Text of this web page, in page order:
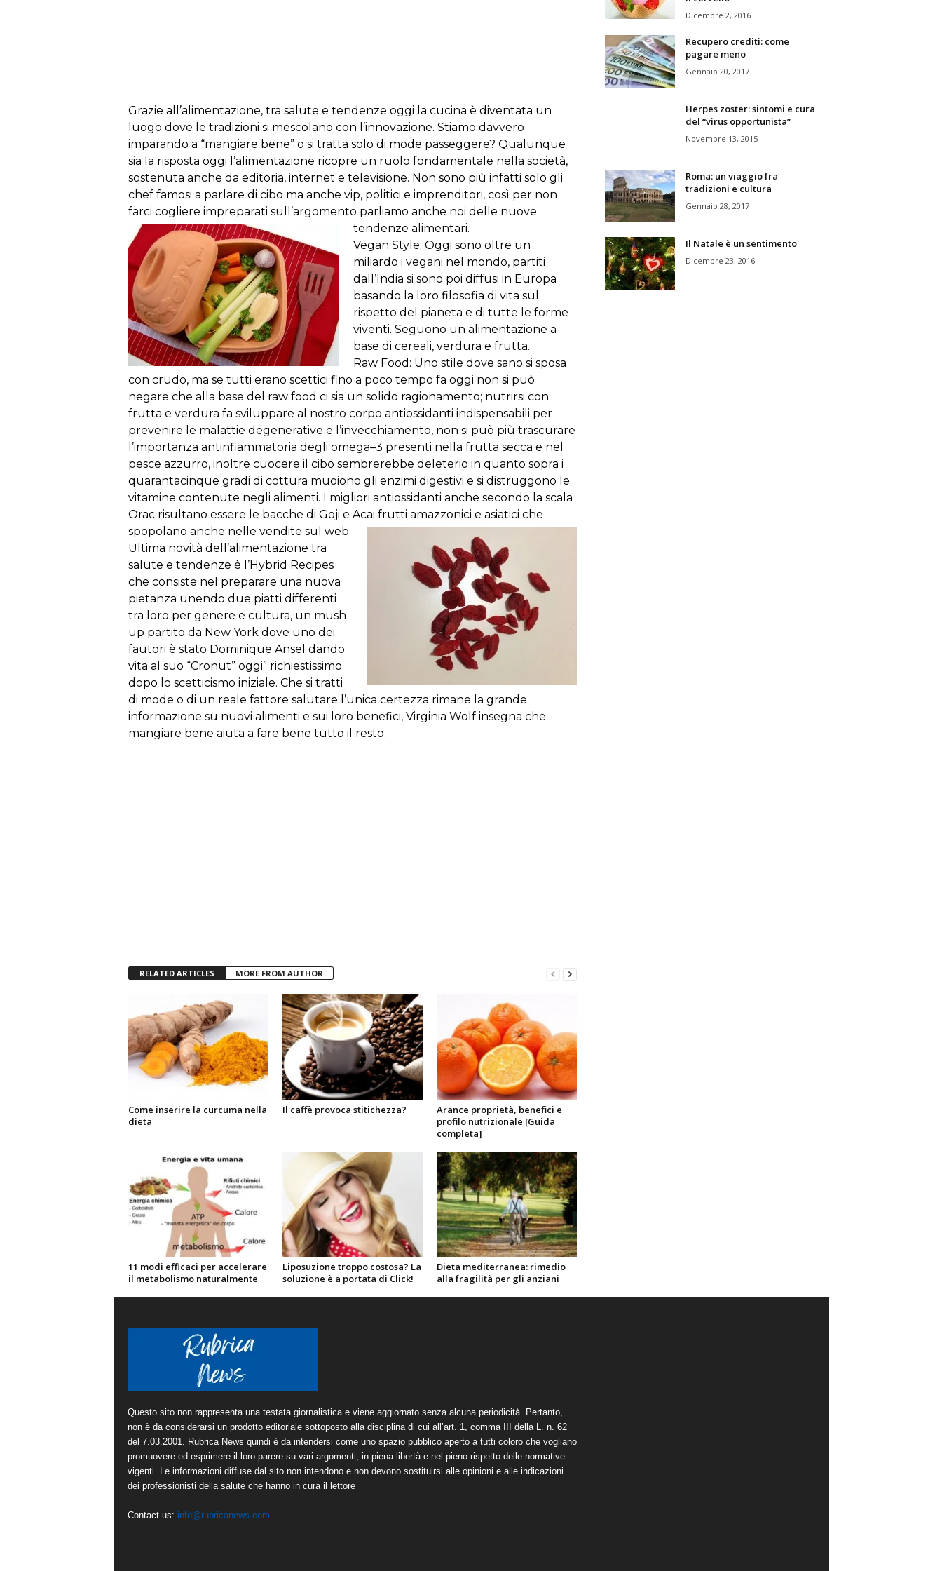
Grazie all’alimentazione, tra salute e tendenze oggi la cucina è diventata un
luogo dove le tradizioni si mescolano con l’innovazione. Stiamo davvero
imparando a “mangiare bene” o si tratta solo di mode passeggere? Qualunque
sia la risposta oggi l’alimentazione ricopre un ruolo fondamentale nella società,
sostenuta anche da editoria, internet e televisione. Non sono più infatti solo gli
chef famosi a parlare di cibo ma anche vip, politici e imprenditori, così per non
farci cogliere impreparati sull’argomento parliamo anche noi delle nuove
tendenze alimentari.
Vegan Style: Oggi sono oltre un
miliardo i vegani nel mondo, partiti
dall’India si sono poi diffusi in Europa
basando la loro filosofia di vita sul
rispetto del pianeta e di tutte le forme
viventi. Seguono un alimentazione a
base di cereali, verdura e frutta.
Raw Food : Uno stile dove sano si sposa
con crudo, ma se tutti erano scettici fino a poco tempo fa oggi non si può
negare che alla base del raw food ci sia un solido ragionamento; nutrirsi con
frutta e verdura fa sviluppare al nostro corpo antiossidanti indispensabili per
prevenire le malattie degenerative e l’invecchiamento, non si può più trascurare
l’importanza antinfiammatoria degli omega–3 presenti nella frutta secca e nel
pesce azzurro, inoltre cuocere il cibo sembrerebbe deleterio in quanto sopra i
quarantacinque gradi di cottura muoiono gli enzimi digestivi e si distruggono le
vitamine contenute negli alimenti. I migliori antiossidanti anche secondo la scala
Orac risultano essere le bacche di Goji e Acai frutti amazzonici e asiatici che
spopolano anche nelle vendite sul web.
Ultima novità dell’alimentazione tra
salute e tendenze è l’Hybrid Recipes
che consiste nel preparare una nuova
pietanza unendo due piatti differenti
tra loro per genere e cultura, un mush
up partito da New York dove uno dei
fautori è stato Dominique Ansel dando
vita al suo “Cronut” oggi” richiestissimo
dopo lo scetticismo iniziale. Che si tratti
di mode o di un reale fattore salutare l’unica certezza rimane la grande
informazione su nuovi alimenti e sui loro benefici, Virginia Wolf insegna che
mangiare bene aiuta a fare bene tutto il resto.
RELATED ARTICLES MORE FROM AUTHOR
Come inserire la curcuma nella
dieta
Il caffè provoca stitichezza?
Arance proprietà, benefici e
profilo nutrizionale [Guida
completa]
11 modi efficaci per accelerare
il metabolismo naturalmente
Liposuzione troppo costosa? La
soluzione è a portata di Click!
Dieta mediterranea: rimedio
alla fragilità per gli anziani
Dicembre 2, 2016
Recupero crediti: come
pagare meno
Gennaio 20, 2017
Herpes zoster: sintomi e cura
del “virus opportunista”
Novembre 13, 2015
Roma: un viaggio fra
tradizioni e cultura
Gennaio 28, 2017
Il Natale è un sentimento
Dicembre 23, 2016
Questo sito non rappresenta una testata giornalistica e viene aggiornato senza alcuna periodicità. Pertanto,
non è da considerarsi un prodotto editoriale sottoposto alla disciplina di cui all’art. 1, comma III della L. n. 62
del 7.03.2001. Rubrica News quindi è da intendersi come uno spazio pubblico aperto a tutti coloro che vogliano
promuovere ed esprimere il loro parere su vari argomenti, in piena libertà e nel pieno rispetto delle normative
vigenti. Le informazioni diffuse dal sito non intendono e non devono sostituirsi alle opinioni e alle indicazioni
dei professionisti della salute che hanno in cura il lettore
Contact us: info@rubricanews.com